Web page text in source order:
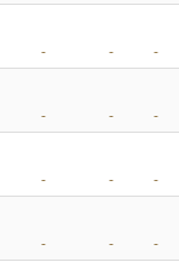
- -
-
- -
-
- -
-
- -
-